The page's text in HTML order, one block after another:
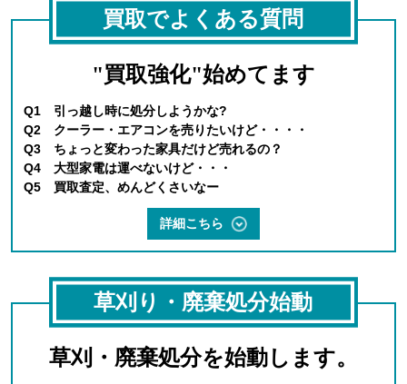
買取でよくある質問
"買取強化"始めてます
Q1 引っ越し時に処分しようかな?
Q2 クーラー・エアコンを売りたいけど・・・・
Q3 ちょっと変わった家具だけど売れるの？
Q4 大型家電は運べないけど・・・
Q5 買取査定、めんどくさいなー
詳細こちら
草刈り・廃棄処分始動
草刈・廃棄処分を始動します。